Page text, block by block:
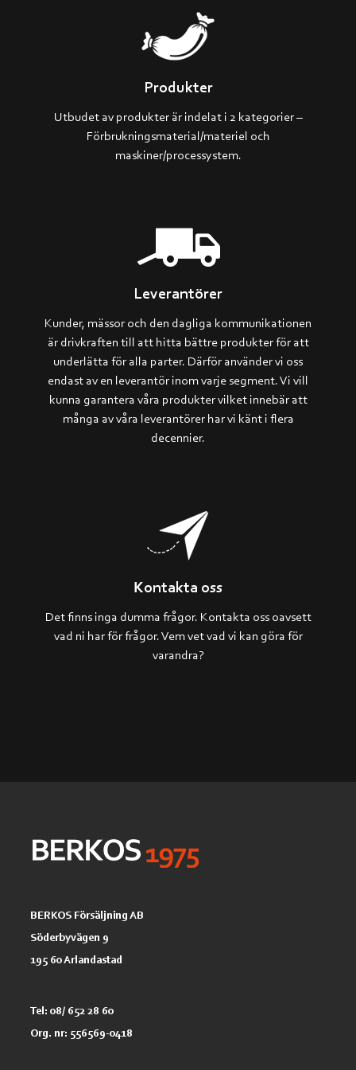
Produkter
Utbudet av produkter är indelat i 2 kategorier –
Förbrukningsmaterial/materiel och
maskiner/processystem.
Leverantörer
Kunder, mässor och den dagliga kommunikationen
är drivkraften till att hitta bättre produkter för att
underlätta för alla parter. Därför använder vi oss
endast av en leverantör inom varje segment. Vi vill
kunna garantera våra produkter vilket innebär att
många av våra leverantörer har vi känt i flera
decennier.
Kontakta oss
Det finns inga dumma frågor. Kontakta oss oavsett
vad ni har för frågor. Vem vet vad vi kan göra för
varandra?
BERKOS Försäljning AB
Söderbyvägen 9
195 60 Arlandastad
Tel: 08/ 652 28 60
Org. nr: 556569-0418